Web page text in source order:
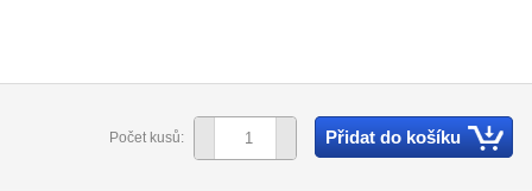
Počet kusů: Přidat do košíku